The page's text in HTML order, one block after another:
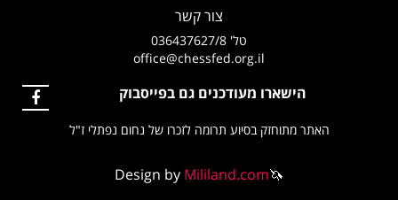
צור קשר
טל' 036437627/8
office@chessfed.org.il
הישארו מעודכנים גם בפייסבוק
האתר מתוחזק בסיוע תרומה לזכרו של נחום נפתלי ז"ל
Design by Mililand.com🦄